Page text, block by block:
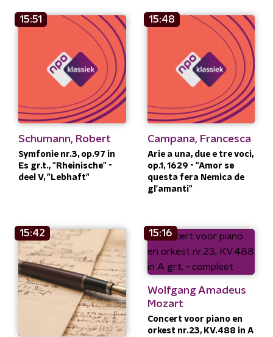
15:51
Schumann, Robert
Symfonie nr.3, op.97 in
Es gr.t., "Rheinische" -
deel V, "Lebhaft"
15:48
Campana, Francesca
Arie a una, due e tre voci,
op.1, 1629 - "Amor se
questa fera Nemica de
gl'amanti"
15:42 15:16
Wolfgang Amadeus
Mozart
Concert voor piano en
orkest nr.23, KV.488 in A